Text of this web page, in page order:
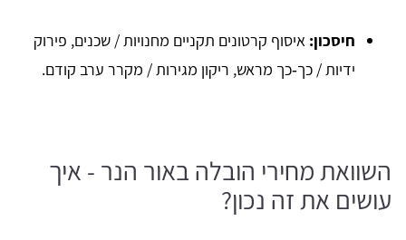
חיסכון: איסוף קרטונים תקניים מחנויות / שכנים, פירוק
ידיות / כך‑כך מראש, ריקון מגירות / מקרר ערב קודם.
השוואת מחירי הובלה באור הנר - איך
עושים את זה נכון?